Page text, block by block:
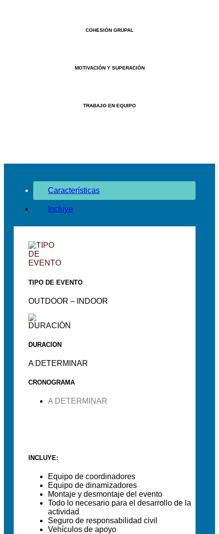
COHESIÓN GRUPAL
MOTIVACIÓN Y SUPERACIÓN
TRABAJO EN EQUIPO
Características
Incluye
TIPO DE EVENTO
OUTDOOR – INDOOR
DURACION
A DETERMINAR
CRONOGRAMA
A DETERMINAR
INCLUYE:
Equipo de coordinadores
Equipo de dinamizadores
Montaje y desmontaje del evento
Todo lo necesario para el desarrollo de la
actividad
Seguro de responsabilidad civil
Vehículos de apoyo